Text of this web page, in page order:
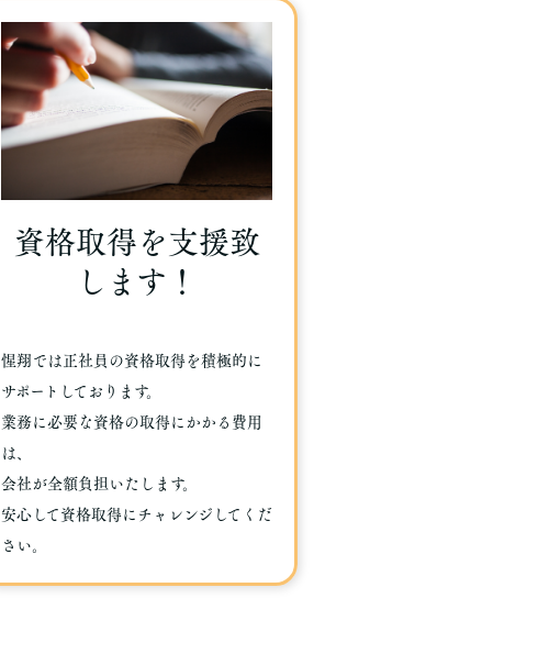
資格取得を支援致
します！
惺翔では正社員の資格取得を積極的に
サポートしております。
業務に必要な資格の取得にかかる費用
は、
会社が全額負担いたします。
安心して資格取得にチャレンジしてくだ
さい。